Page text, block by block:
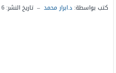
كتب بواسطة: د.ابرار محمد – تاريخ النشر: 6 يناير 2025 - 5:02ص